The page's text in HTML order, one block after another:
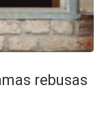
re­bu­sas